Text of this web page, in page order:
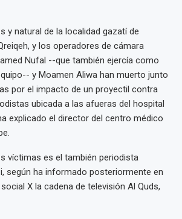
y natural de la localidad gazatí de
y los operadores de cámara
Nufal --que también ejercía como
y Moamen Aliwa han muerto junto
por el impacto de un proyectil contra
ubicada a las afueras del hospital
explicado el director del centro médico
víctimas es el también periodista
según ha informado posteriormente en
X la cadena de televisión Al Quds,